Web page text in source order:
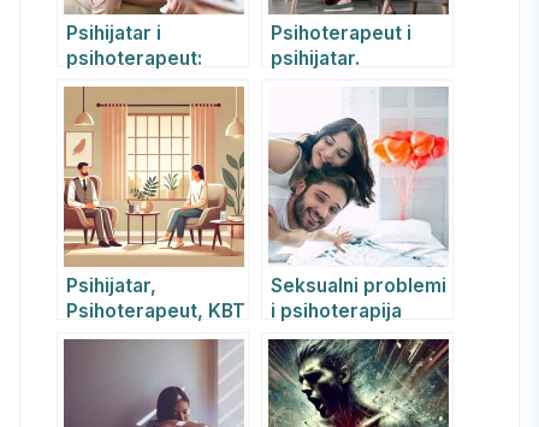
Psihijatar i
psihoterapeut:
Kako REBT metoda
pomaže u lečenju
anksioznosti i
depresije
Psihoterapeut i
psihijatar.
Psihoterapija kao
Psihijatar,
Psihoterapeut, KBT
i REBT Terapija
Seksualni problemi
i psihoterapija